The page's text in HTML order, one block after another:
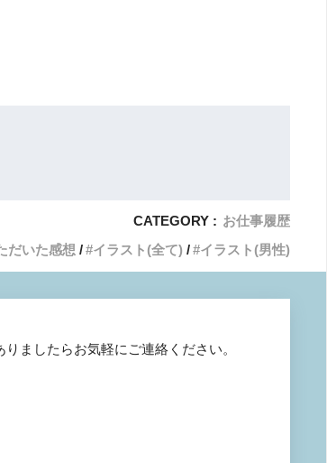
CATEGORY : お仕事履歴
だいた感想 イラスト(全て) イラスト(男性)
ましたらお気軽にご連絡ください。